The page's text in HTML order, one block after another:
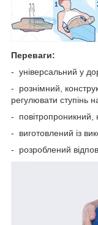
Переваги:
- універсальний у
- рознімний,
регулювати ступінь
- повітропроникний,
- виготовлений із
- розроблений